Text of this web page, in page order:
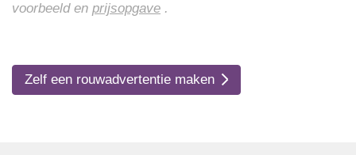
voorbeeld en prijsopgave .
Zelf een rouwadvertentie maken